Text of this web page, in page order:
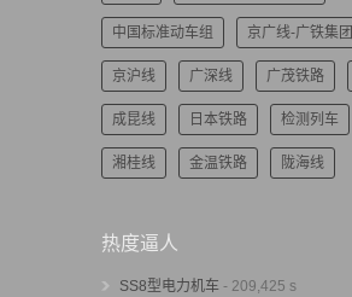
中国标准动车组 京广线-广铁集团
京沪线 广深线 广茂铁路
成昆线 日本铁路 检测列车
湘桂线 金温铁路 陇海线
热度逼人
SS8型电力机车 - 209,425 s